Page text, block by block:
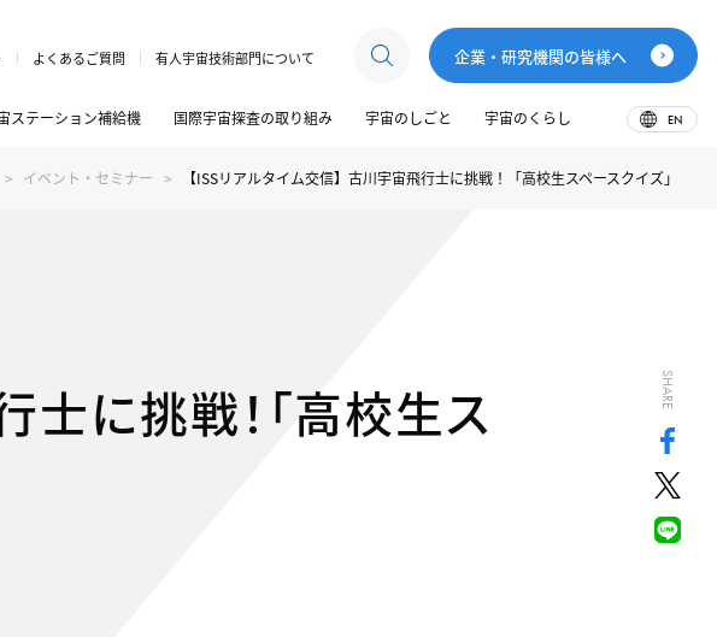
よくあるご質問 有人宇宙技術部門について 企業・研究機関の皆様へ
ステーション補給機 国際宇宙探査の取り組み 宇宙のしごと 宇宙のくらし EN
イベント・セミナー 【ISSリアルタイム交信】古川宇宙飛行士に挑戦！「高校生スペースクイズ」
士に挑戦！「高校生ス
SHARE